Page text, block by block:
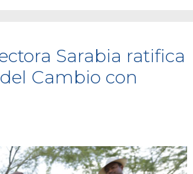
Sarabia ratifica
Cambio con